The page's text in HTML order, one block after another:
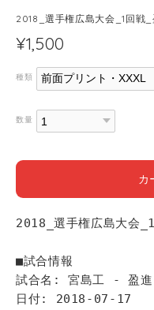
2018_選手権広島大会_1回戦
¥1,500
種類
数量
カ
2018_選手権広島大会
■試合情報
試合名: 宮島工 - 盈進
日付: 2018-07-17